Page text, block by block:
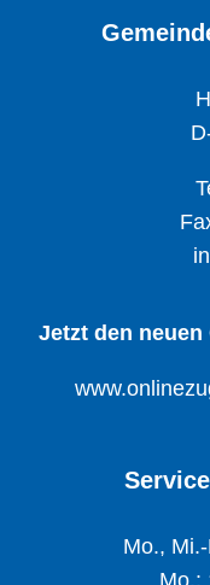
Jetzt den neuen
Mo.,
Mo.: